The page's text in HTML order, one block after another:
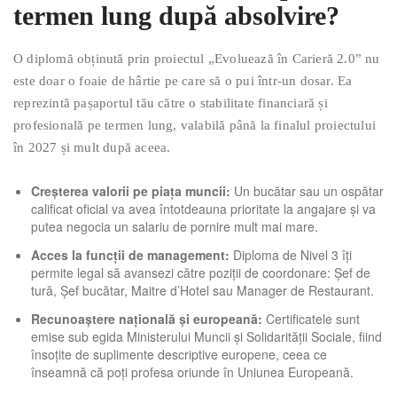
termen lung după absolvire?
O diplomă obținută prin proiectul „Evoluează în Carieră 2.0” nu
este doar o foaie de hârtie pe care să o pui într-un dosar. Ea
reprezintă pașaportul tău către o stabilitate financiară și
profesională pe termen lung, valabilă până la finalul proiectului
în 2027 și mult după aceea.
Creșterea valorii pe piața muncii: Un bucătar sau un ospătar
calificat oficial va avea întotdeauna prioritate la angajare și va
putea negocia un salariu de pornire mult mai mare.
Acces la funcții de management: Diploma de Nivel 3 îți
permite legal să avansezi către poziții de coordonare: Șef de
tură, Șef bucătar, Maitre d’Hotel sau Manager de Restaurant.
Recunoaștere națională și europeană: Certificatele sunt
emise sub egida Ministerului Muncii și Solidarității Sociale, fiind
însoțite de suplimente descriptive europene, ceea ce
înseamnă că poți profesa oriunde în Uniunea Europeană.